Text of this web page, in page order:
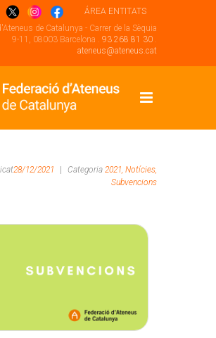
ÁREA ENTITATS
de Catalunya - Carrer de la Sèquia
9-11, 08003 Barcelona . 93 268 81 30 .
ateneus@ateneus.cat
28/12/2021 Categoria 2021, Notícies,
Subvencions